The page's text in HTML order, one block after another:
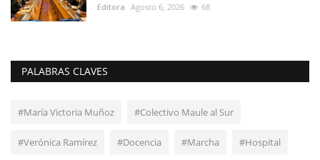
Editora Agosto 6, 2026 68
PALABRAS CLAVES
#María Victoria Muñoz #Colectivo Maule al Sur
#Verónica Ramírez #Docencia #Marcha #Hospital